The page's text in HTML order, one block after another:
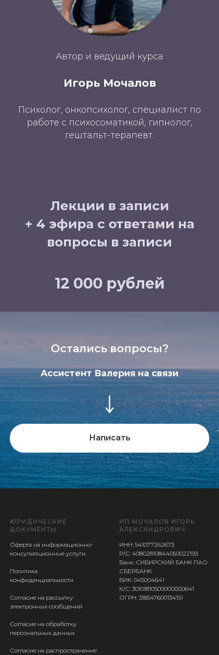
Автор и ведущий курса
Игорь Мочалов
Психолог, онкопсихолог, специалист по
работе с психосоматикой, гипнолог,
гештальт-терапевт.
Лекции в записи
+ 4 эфира с ответами на
вопросы в записи
12 000 рублей
Остались вопросы?
Ассистент Валерия на связи
Написать
ЮРИДИЧЕСКИЕ
ДОКУМЕНТЫ
Оферта на информационно-
консультационные услуги
Политика
конфиденциальности
Согласие на рассылку
электронных сообщений
Согласие на обработку
персональных данных
Согласие на распространение
ИП МОЧАЛОВ ИГОРЬ
АЛЕКСАНДРОВИЧ
ИНН: 541077262673
Р/С: 40802810844050022193
Банк: СИБИРСКИЙ БАНК ПАО
СБЕРБАНК
БИК: 045004641
К/С: 30101810500000000641
ОГРН: 318547600134151